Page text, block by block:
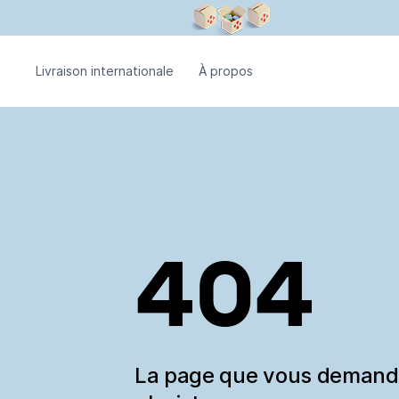
Livraison internationale À propos
404
La page que vous